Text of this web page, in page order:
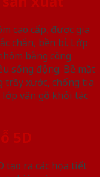
cao cấp, được gia
chắn, bền bỉ. Lớp
bằng công
sống động. Bề mặt
trầy xước, chống tia
lớp vân gỗ khỏi tác
5D
tạo ra các họa tiết